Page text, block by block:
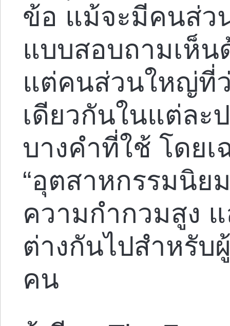
ข้อ แม้จะมีคนส่
แบบสอบถามเห็
แต่คนส่วนใหญ่ที่
เดียวกันในแต่ละ
บางคำที่ใช้ โดยเ
“อุตสาหกรรมนิย
ความกำกวมสูง
ต่างกันไปสำหรับ
คน